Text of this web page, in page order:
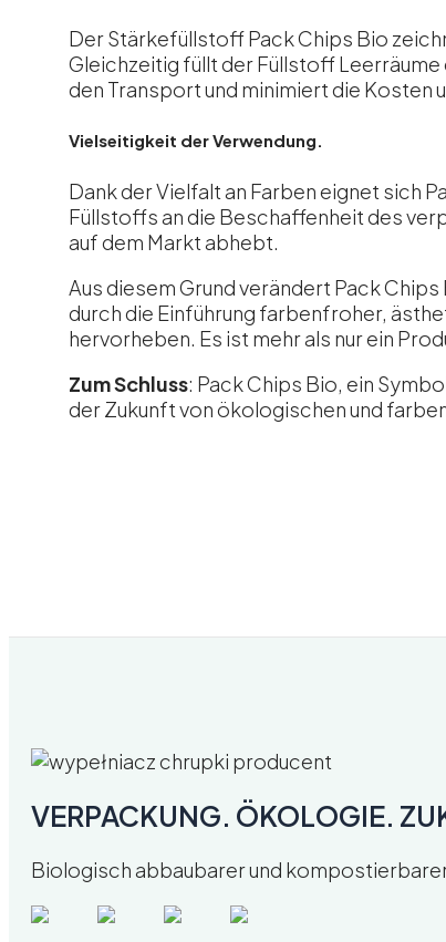
Der Stärkefüllstoff Pack Chips Bio
Gleichzeitig füllt der Füllstoff
den Transport und minimiert die Kosten
Vielseitigkeit der Verwendung.
Dank der Vielfalt an Farben eignet sich
Füllstoffs an die Beschaffenheit des
auf dem Markt abhebt.
Aus diesem Grund verändert Pack
durch die Einführung farbenfroher,
hervorheben. Es ist mehr als nur ein
Zum Schluss: Pack Chips Bio, ein
der Zukunft von ökologischen und
VERPACKUNG. ÖKOLOGIE.
Biologisch abbaubarer und